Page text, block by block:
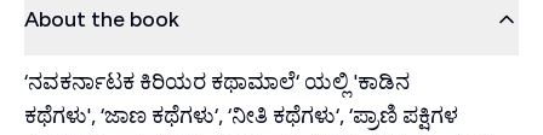
About the book
‘ನವಕರ್ನಾಟಕ ಕಿರಿಯರ ಕಥಾಮಾಲೆ‘ ಯಲ್ಲಿ 'ಕಾಡಿನ
ಕಥೆಗಳು', ‘ಜಾಣ ಕಥೆಗಳು‘, ‘ನೀತಿ ಕಥೆಗಳು‘, ‘ಪ್ರಾಣಿ ಪಕ್ಷಿಗಳ